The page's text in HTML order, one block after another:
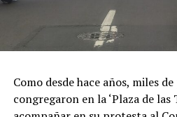
Como desde hace años, miles
congregaron en la ‘Plaza de las